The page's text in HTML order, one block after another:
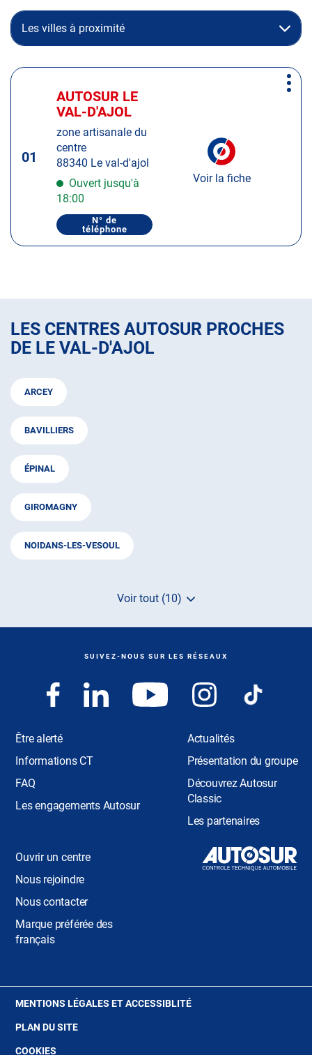
Les villes à proximité
Appuyer
pour
obtenir
informations
01
Centre
:
AUTOSUR LE
VAL-D'AJOL
zone artisanale du
centre
88340 Le val-d'ajol
Ouvert jusqu'à
18:00
N° de
téléphone
AFFICHER
NUMÉRO
AUTOSUR
VAL-
D'AJOL
Voir la fiche
Plus
LES CENTRES AUTOSUR PROCHES
DE LE VAL-D'AJOL
ARCEY
BAVILLIERS
ÉPINAL
GIROMAGNY
NOIDANS-LES-VESOUL
Voir tout (10)
de
de
de
SUIVEZ-NOUS SUR LES RÉSEAUX
Être alerté
Informations CT
FAQ
Les engagements Autosur
Actualités
Présentation du groupe
Découvrez Autosur
Classic
Les partenaires
Ouvrir un centre
Nous rejoindre
Nous contacter
Marque préférée des
français
MENTIONS LÉGALES ET ACCESSIBLITÉ(OUVRE
PLAN DU SITE
COOKIES